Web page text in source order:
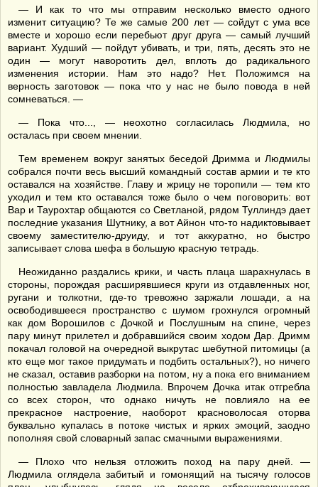
— И как то что мы отправим несколько вместо одного
изменит ситуацию? Те же самые 200 лет — сойдут с ума все
вместе и хорошо если перебьют друг друга — самый лучший
вариант. Худший — пойдут убивать, и три, пять, десять это не
один — могут наворотить дел, вплоть до радикального
изменения истории. Нам это надо? Нет. Положимся на
верность заготовок — пока что у нас не было повода в ней
сомневаться. —
— Пока что..., — неохотно согласилась Людмила, но
осталась при своем мнении.
Тем временем вокруг занятых беседой Дримма и Людмилы
собрался почти весь высший командный состав армии и те кто
оставался на хозяйстве. Главу и жрицу не торопили — тем кто
уходил и тем кто оставался тоже было о чем поговорить: вот
Вар и Таурохтар общаются со Светланой, рядом Туллиндэ дает
последние указания Шутнику, а вот Айнон что-то надиктовывает
своему заместителю-друиду, и тот аккуратно, но быстро
записывает слова шефа в большую красную тетрадь.
Неожиданно раздались крики, и часть плаца шарахнулась в
стороны, порождая расширявшиеся круги из отдавленных ног,
ругани и толкотни, где-то тревожно заржали лошади, а на
освободившееся пространство с шумом грохнулся огромный
как дом Ворошилов с Дочкой и Послушным на спине, через
пару минут прилетел и добравшийся своим ходом Дар. Дримм
покачал головой на очередной выкрутас шебутной питомицы (а
кто еще мог такое придумать и подбить остальных?), но ничего
не сказал, оставив разборки на потом, ну а пока его вниманием
полностью завладела Людмила. Впрочем Дочка итак отгребла
со всех сторон, что однако ничуть не повлияло на ее
прекрасное настроение, наоборот красноволосая оторва
буквально купалась в потоке чистых и ярких эмоций, заодно
пополняя свой словарный запас смачными выражениями.
— Плохо что нельзя отложить поход на пару дней. —
Людмила оглядела забитый и гомонящий на тысячу голосов